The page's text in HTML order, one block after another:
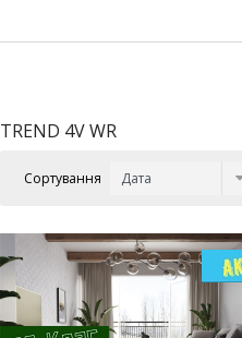
TREND 4V WR
Сортування